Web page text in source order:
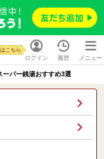
ログイン
こちら
履歴 メニュー
ーパー銭湯おすすめ3選